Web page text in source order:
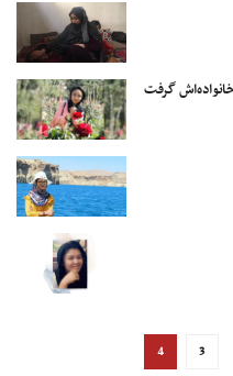
گرفت
3
4